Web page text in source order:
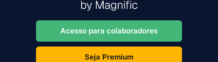
Acesso para colaboradores
Seja Premium